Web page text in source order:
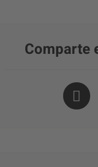
Comparte